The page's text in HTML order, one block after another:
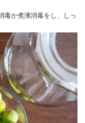
毒か煮沸消毒をし、しっ